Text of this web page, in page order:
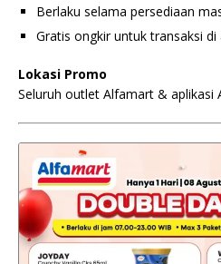
Berlaku selama persediaan
Gratis ongkir untuk transaksi di
Lokasi Promo
Seluruh outlet Alfamart & aplikasi